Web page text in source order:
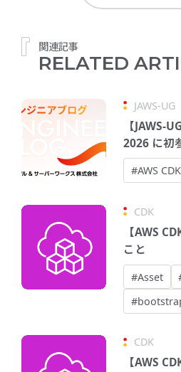
関連記事
RELATED
JAWS-UG
【JAWS-
2026 に初
#AWS CDK
CDK
【AWS
こと
#Asset
CDK
【AWS